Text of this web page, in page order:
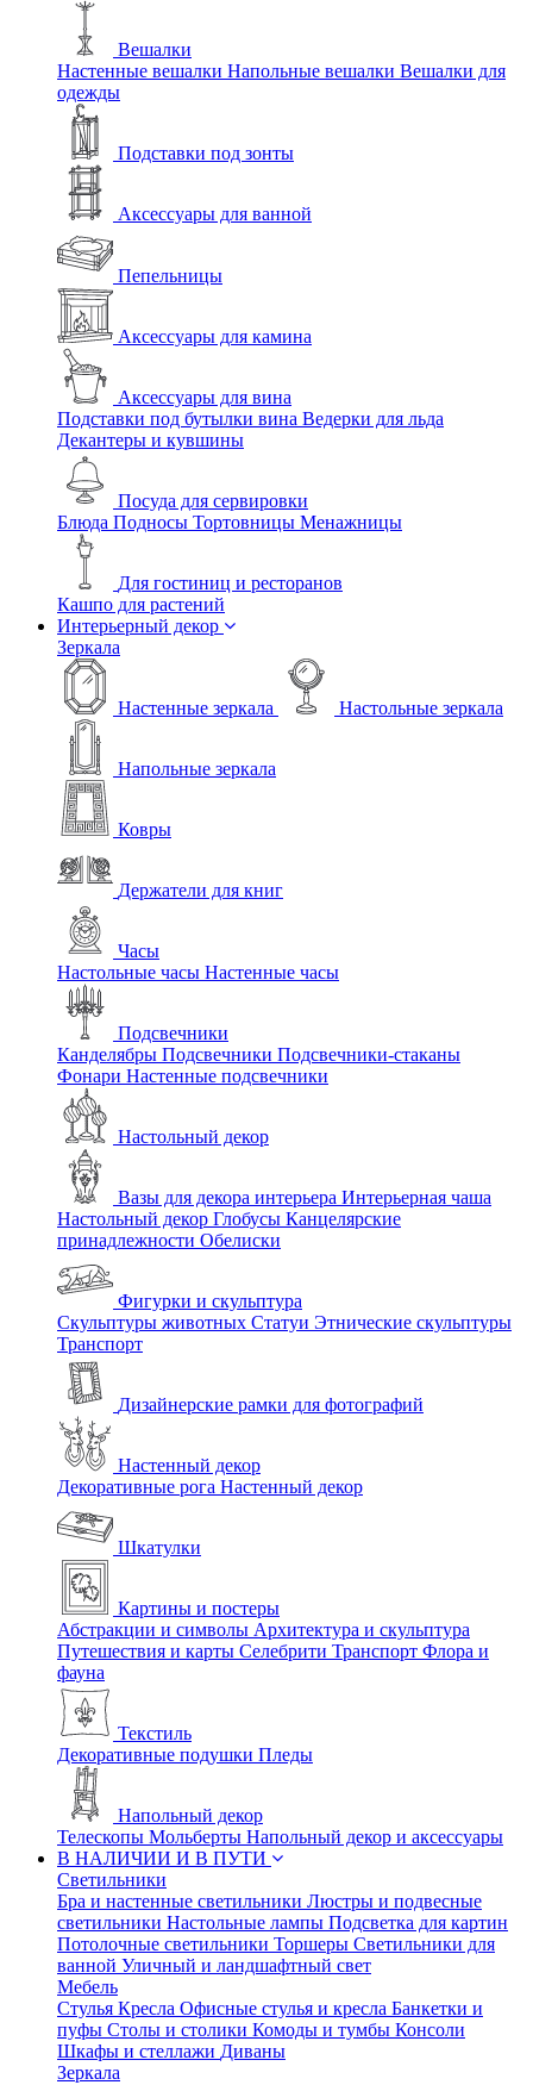
Вешалки
Настенные вешалки Напольные вешалки Вешалки для
одежды
Подставки под зонты
Аксессуары для ванной
Пепельницы
Аксессуары для камина
Аксессуары для вина
Подставки под бутылки вина Ведерки для льда
Декантеры и кувшины
Посуда для сервировки
Блюда Подносы Тортовницы Менажницы
Для гостиниц и ресторанов
Кашпо для растений
Интерьерный декор
Зеркала
Настенные зеркала Настольные зеркала
Напольные зеркала
Ковры
Держатели для книг
Часы
Настольные часы Настенные часы
Подсвечники
Канделябры Подсвечники Подсвечники-стаканы
Фонари Настенные подсвечники
Настольный декор
Вазы для декора интерьера Интерьерная чаша
Настольный декор Глобусы Канцелярские
принадлежности Обелиски
Фигурки и скульптура
Скульптуры животных Статуи Этнические скульптуры
Транспорт
Дизайнерские рамки для фотографий
Настенный декор
Декоративные рога Настенный декор
Шкатулки
Картины и постеры
Абстракции и символы Архитектура и скульптура
Путешествия и карты Селебрити Транспорт Флора и
фауна
Текстиль
Декоративные подушки Пледы
Напольный декор
Телескопы Мольберты Напольный декор и аксессуары
В НАЛИЧИИ И В ПУТИ
Светильники
Бра и настенные светильники Люстры и подвесные
светильники Настольные лампы Подсветка для картин
Потолочные светильники Торшеры Светильники для
ванной Уличный и ландшафтный свет
Мебель
Стулья Кресла Офисные стулья и кресла Банкетки и
пуфы Столы и столики Комоды и тумбы Консоли
Шкафы и стеллажи Диваны
Зеркала